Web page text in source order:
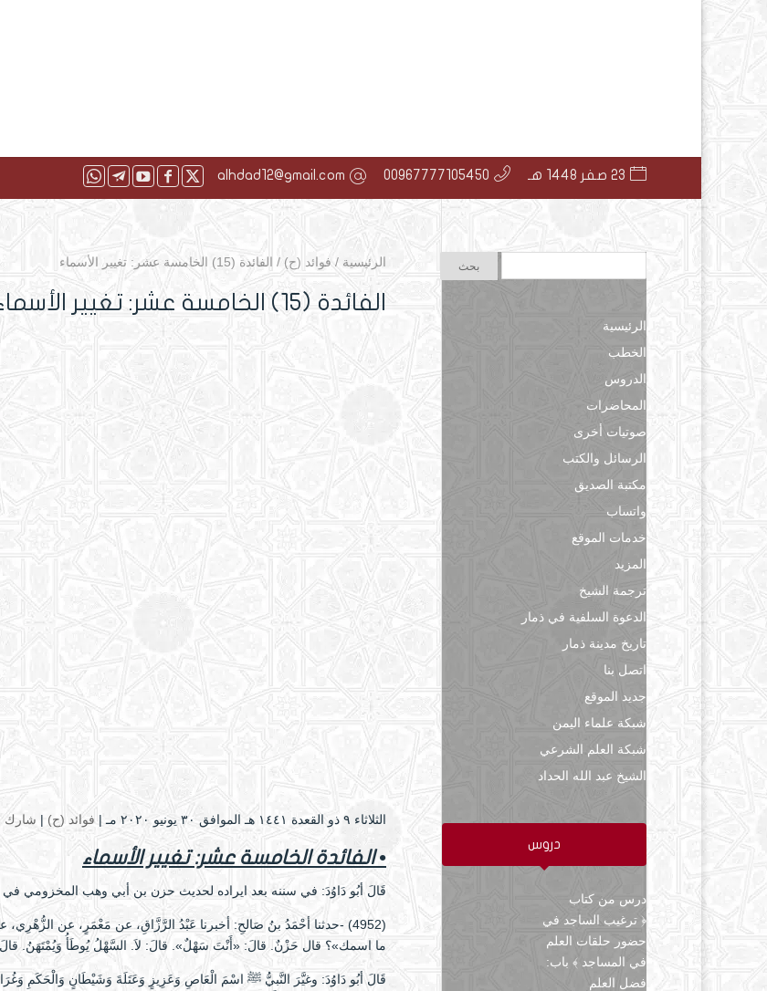
23 صفر 1448 هـ 00967777105450
alhdad12@gmail.com
الرئيسية / فوائد (ح) / الفائدة (15) الخامسة عشر: تغيير الأسماء
الفائدة (15) الخامسة عشر: تغيير الأسماء
الثلاثاء ۹ ذو القعدة ۱٤٤۱ هـ الموافق ۳۰ يونيو ۲۰۲۰ مـ | فوائد (ح) | شارك
• الفائدة الخامسة عشر: تغيير الأسماء
قَالَ أبُو دَاوُدَ: في سننه بعد ايراده لحديث حزن بن أبي وهب المخزومي في الأدب 70 -باب في تغيير
(4952) -حدثنا أحْمَدُ بنُ صَالحِ: أخبرنا عَبْدُ الرَّزَّاقِ، عن مَعْمَرٍ، عن
ما اسمك»؟ قال حَزْنٌ. قالَ: «أَنْتَ سَهْلٌ». قالَ: لاَ. السَّهْلُ يُوطَأُ وَيُمْتَهَنُ. قالَ
قَالَ أبُو دَاوُدَ: وغيَّرَ النَّبيُّ ﷺ اسْمَ الْعَاصِ وَعَزِيزٍ وَعَتَلَةَ وَشَيْطَانٍ
الرئيسية
الخطب
الدروس
المحاضرات
صوتيات أخرى
الرسائل والكتب
مكتبة الصديق
واتساب
خدمات الموقع
المزيد
ترجمة الشيخ
الدعوة السلفية في ذمار
تاريخ مدينة ذمار
اتصل بنا
جديد الموقع
شبكة علماء اليمن
شبكة العلم الشرعي
الشيخ عبد الله الحداد
دروس
درس من كتاب
﴿ ترغيب الساجد في
حضور حلقات العلم
في المساجد ﴾ باب:
فضل العلم